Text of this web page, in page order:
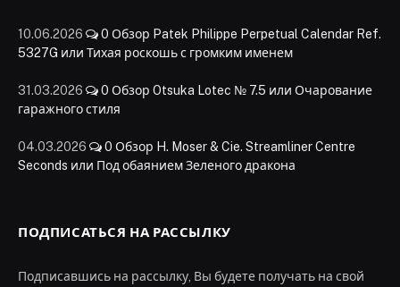
10.06.2026 0 Обзор Patek Philippe Perpetual Calendar Ref.
5327G или Тихая роскошь с громким именем
31.03.2026 0 Обзор Otsuka Lotec № 7.5 или Очарование
гаражного стиля
04.03.2026 0 Обзор H. Moser & Cie. Streamliner Centre
Seconds или Под обаянием Зеленого дракона
ПОДПИСАТЬСЯ НА РАССЫЛКУ
Подписавшись на рассылку, Вы будете получать на свой